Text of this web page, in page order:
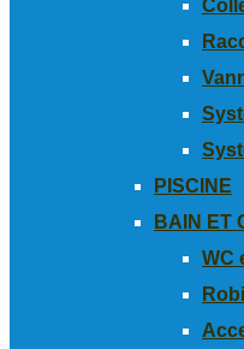
PISCINE
BAIN ET
WC